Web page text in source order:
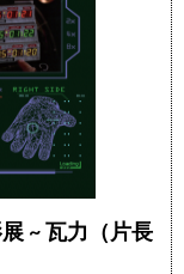
~ 瓦力（片長